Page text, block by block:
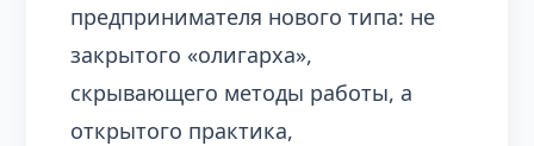
предпринимателя нового типа: не
закрытого «олигарха»,
скрывающего методы работы, а
открытого практика,